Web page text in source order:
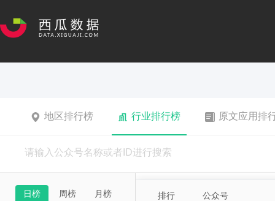
地区排行榜 行业排行榜 原文应用排
日榜 周榜 月榜 排行 公众号